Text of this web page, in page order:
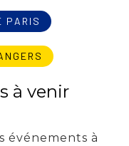
PARIS
à venir
événements à